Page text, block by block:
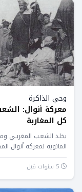
وحي الذاكرة
معركة أنوال:
كل المغاربة
يخلد الشعـب المغربـي
المائوية لمعركة أنوال
المغاربة...